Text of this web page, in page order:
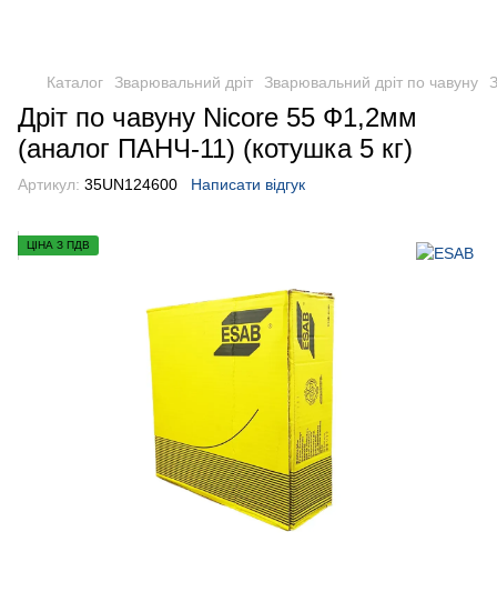
Каталог Зварювальний дріт Зварювальний дріт по чавуну
Дріт по чавуну Nicore 55 Ф1,2мм
(аналог ПАНЧ-11) (котушка 5 кг)
Артикул: 35UN124600 Написати відгук
ЦІНА З ПДВ